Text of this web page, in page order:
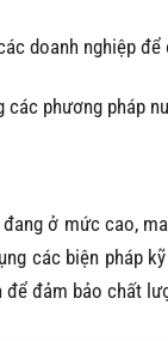
doanh nghiệp
các phương pháp
ở mức cao,
các biện pháp
đảm bảo chất